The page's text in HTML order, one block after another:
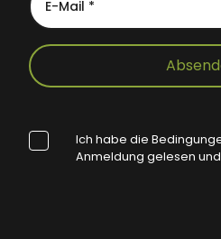
Ich habe die
Anmeldung gelesen